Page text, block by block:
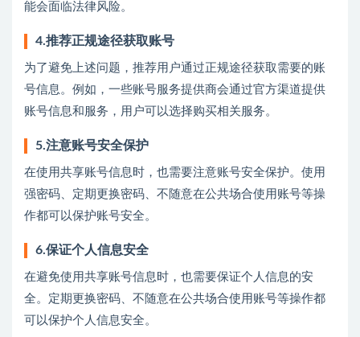
能会面临法律风险。
4.推荐正规途径获取账号
为了避免上述问题，推荐用户通过正规途径获取需要的账
号信息。例如，一些账号服务提供商会通过官方渠道提供
账号信息和服务，用户可以选择购买相关服务。
5.注意账号安全保护
在使用共享账号信息时，也需要注意账号安全保护。使用
强密码、定期更换密码、不随意在公共场合使用账号等操
作都可以保护账号安全。
6.保证个人信息安全
在避免使用共享账号信息时，也需要保证个人信息的安
全。定期更换密码、不随意在公共场合使用账号等操作都
可以保护个人信息安全。